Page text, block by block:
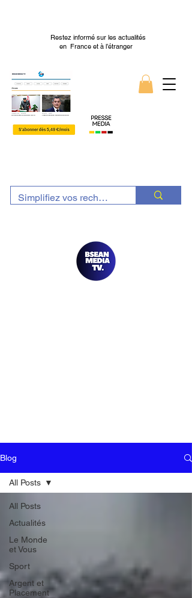
Restez informé sur les actualités
en France et à l’étranger
Blog
All Posts
Actualités
Le Monde
et Vous
Sport
Argent et
Placement
All Posts